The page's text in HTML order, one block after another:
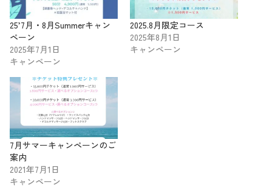
25’7月・8月Summerキャン
ペーン
2025年7月1日
キャンペーン
2025.8月限定コース
2025年8月1日
キャンペーン
7月サマーキャンペーンのご
案内
2021年7月1日
キャンペーン